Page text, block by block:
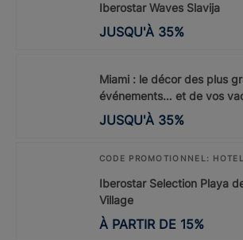
Iberostar Waves Slavija
JUSQU'À 35%
Miami : le décor des plus
événements… et de vos
JUSQU'À 35%
CODE PROMOTIONNEL:
Iberostar Selection Playa
Village
À PARTIR DE 15%